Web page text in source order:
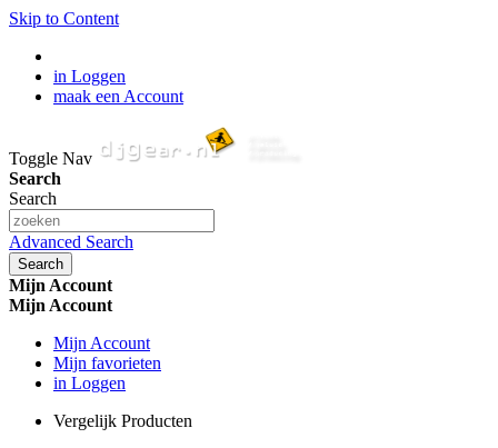
Skip to Content
in Loggen
maak een Account
Toggle Nav
Search
Search
Advanced Search
Search
Mijn Account
Mijn Account
Mijn Account
Mijn favorieten
in Loggen
Vergelijk Producten